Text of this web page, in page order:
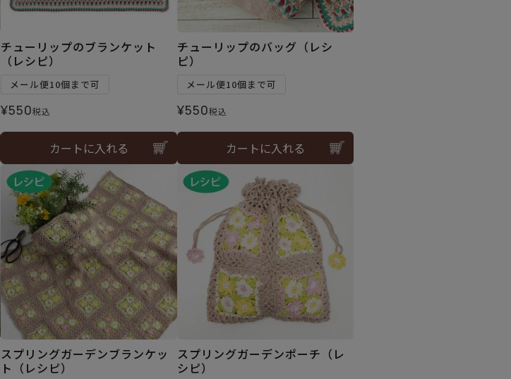
チューリップのブランケット
（レシピ）
メール便10個まで可
¥550税込
カートに入れる
チューリップのバッグ（レシ
ピ）
メール便10個まで可
¥550税込
カートに入れる
スプリングガーデンブランケッ
ト（レシピ）
スプリングガーデンポーチ（レ
シピ）